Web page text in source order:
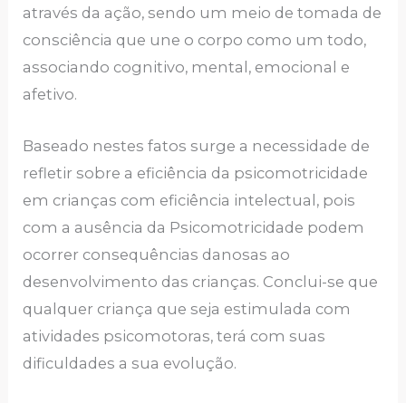
através da ação, sendo um meio de tomada de
consciência que une o corpo como um todo,
associando cognitivo, mental, emocional e
afetivo.
Baseado nestes fatos surge a necessidade de
refletir sobre a eficiência da psicomotricidade
em crianças com eficiência intelectual, pois
com a ausência da Psicomotricidade podem
ocorrer consequências danosas ao
desenvolvimento das crianças. Conclui-se que
qualquer criança que seja estimulada com
atividades psicomotoras, terá com suas
dificuldades a sua evolução.